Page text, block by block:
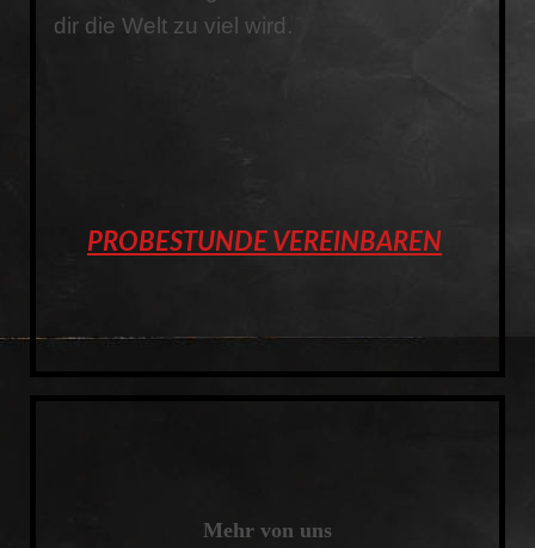
dir die Welt zu viel wird.
PROBESTUNDE VEREINBAREN
Mehr von uns